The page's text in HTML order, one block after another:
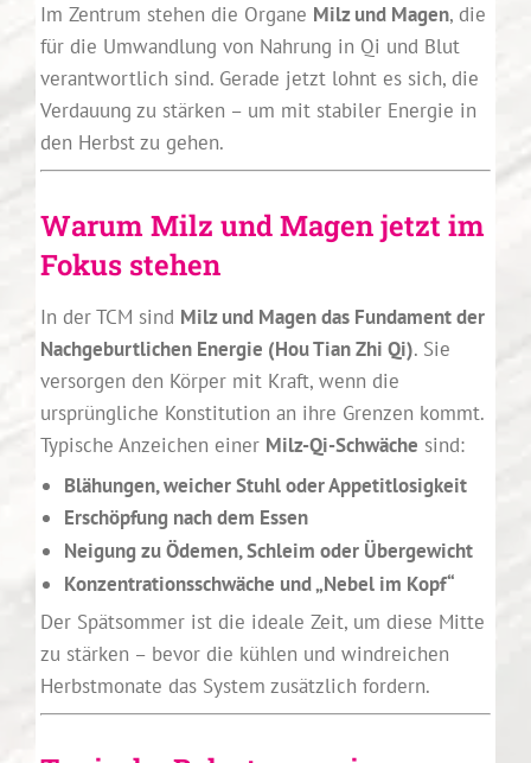
Im Zentrum stehen die Organe Milz und Magen, die
für die Umwandlung von Nahrung in Qi und Blut
verantwortlich sind. Gerade jetzt lohnt es sich, die
Verdauung zu stärken – um mit stabiler Energie in
den Herbst zu gehen.
Warum Milz und Magen jetzt im
Fokus stehen
In der TCM sind Milz und Magen das Fundament der
Nachgeburtlichen Energie (Hou Tian Zhi Qi). Sie
versorgen den Körper mit Kraft, wenn die
ursprüngliche Konstitution an ihre Grenzen kommt.
Typische Anzeichen einer Milz-Qi-Schwäche sind:
Blähungen, weicher Stuhl oder Appetitlosigkeit
Erschöpfung nach dem Essen
Neigung zu Ödemen, Schleim oder Übergewicht
Konzentrationsschwäche und „Nebel im Kopf“
Der Spätsommer ist die ideale Zeit, um diese Mitte
zu stärken – bevor die kühlen und windreichen
Herbstmonate das System zusätzlich fordern.